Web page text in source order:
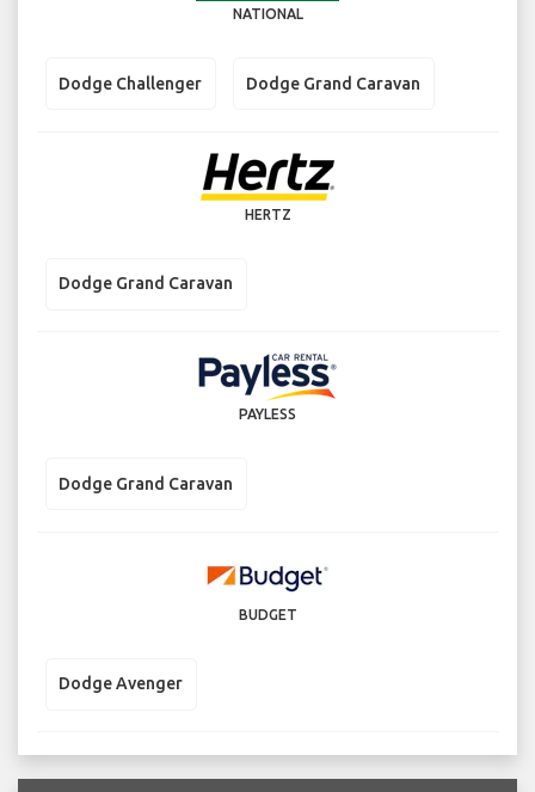
NATIONAL
Dodge Challenger Dodge Grand Caravan
HERTZ
Dodge Grand Caravan
PAYLESS
Dodge Grand Caravan
BUDGET
Dodge Avenger